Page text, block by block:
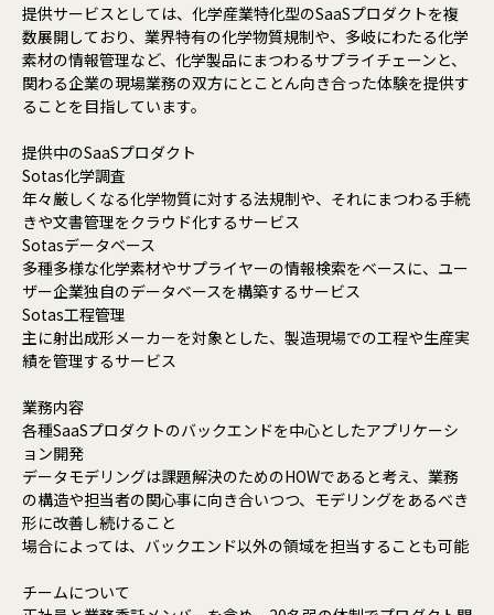
提供サービスとしては、化学産業特化型のSaaSプロダクトを複
数展開しており、業界特有の化学物質規制や、多岐にわたる化学
素材の情報管理など、化学製品にまつわるサプライチェーンと、
関わる企業の現場業務の双方にとことん向き合った体験を提供す
ることを目指しています。
提供中のSaaSプロダクト
Sotas化学調査
年々厳しくなる化学物質に対する法規制や、それにまつわる手続
きや文書管理をクラウド化するサービス
Sotasデータベース
多種多様な化学素材やサプライヤーの情報検索をベースに、ユー
ザー企業独自のデータベースを構築するサービス
Sotas工程管理
主に射出成形メーカーを対象とした、製造現場での工程や生産実
績を管理するサービス
業務内容
各種SaaSプロダクトのバックエンドを中心としたアプリケーシ
ョン開発
データモデリングは課題解決のためのHOWであると考え、業務
の構造や担当者の関心事に向き合いつつ、モデリングをあるべき
形に改善し続けること
場合によっては、バックエンド以外の領域を担当することも可能
チームについて